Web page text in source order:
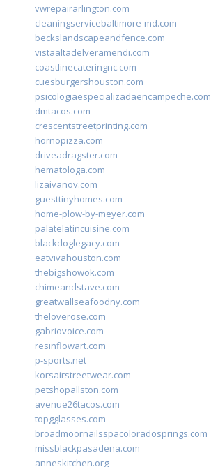
vwrepairarlington.com
cleaningservicebaltimore-md.com
beckslandscapeandfence.com
vistaaltadelveramendi.com
coastlinecateringnc.com
cuesburgershouston.com
psicologiaespecializadaencampeche.com
dmtacos.com
crescentstreetprinting.com
hornopizza.com
driveadragster.com
hematologa.com
lizaivanov.com
guesttinyhomes.com
home-plow-by-meyer.com
palatelatincuisine.com
blackdoglegacy.com
eatvivahouston.com
thebigshowok.com
chimeandstave.com
greatwallseafoodny.com
theloverose.com
gabriovoice.com
resinflowart.com
p-sports.net
korsairstreetwear.com
petshopallston.com
avenue26tacos.com
topgglasses.com
broadmoornailsspacoloradosprings.com
missblackpasadena.com
anneskitchen.org